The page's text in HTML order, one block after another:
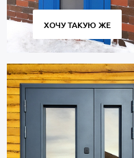
ХОЧУ ТАКУЮ ЖЕ